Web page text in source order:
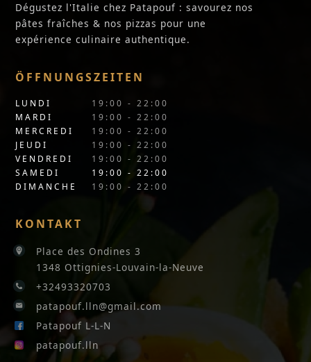
Dégustez l'Italie chez Patapouf : savourez nos
pâtes fraîches & nos pizzas pour une
expérience culinaire authentique.
ÖFFNUNGSZEITEN
LUNDI
19:00 - 22:00
MARDI
19:00 - 22:00
MERCREDI
19:00 - 22:00
JEUDI
19:00 - 22:00
VENDREDI
19:00 - 22:00
SAMEDI
19:00 - 22:00
DIMANCHE
19:00 - 22:00
KONTAKT
Place des Ondines 3
1348 Ottignies-Louvain-la-Neuve
+32493320703
patapouf.lln@gmail.com
Patapouf L-L-N
patapouf.lln